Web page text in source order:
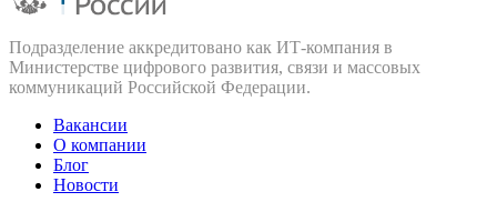
Подразделение аккредитовано как ИТ‑компания в
Министерстве цифрового развития, связи и массовых
коммуникаций Российской Федерации.
Вакансии
О компании
Блог
Новости